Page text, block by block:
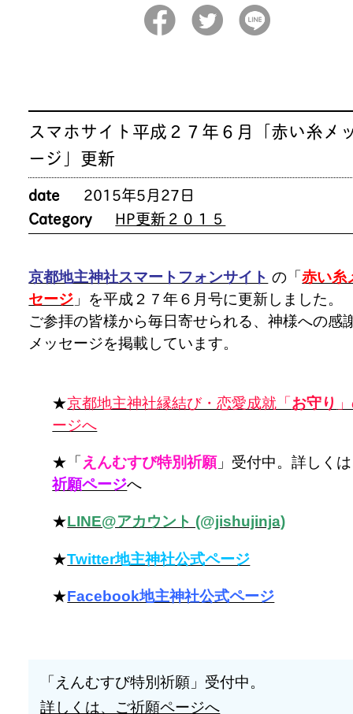
スマホサイト平成２７年６月「赤い糸メ
ージ」更新
date
2015年5月27日
Category
HP更新２０１５
京都地主神社スマートフォンサイト の「赤い糸
セージ 」を平成２７年６月号に更新しました。
ご参拝の皆様から毎日寄せられる、神様への感
メッセージを掲載しています。
★京都地主神社縁結び・恋愛成就「お守り
ージへ
★「 えんむすび特別祈願」受付中。詳しく
祈願ページへ
★LINE@アカウント (@jishujinja)
★Twitter地主神社公式ページ
★Facebook地主神社公式ページ
「えんむすび特別祈願」受付中。
詳しくは、ご祈願ページへ